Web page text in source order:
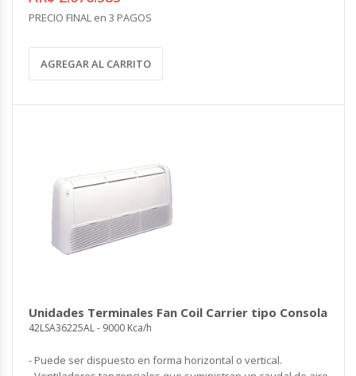
PRECIO FINAL en 3 PAGOS
AGREGAR AL CARRITO
Unidades Terminales Fan Coil Carrier tipo Consola
42LSA36225AL - 9000 Kca/h
- Puede ser dispuesto en forma horizontal o vertical.